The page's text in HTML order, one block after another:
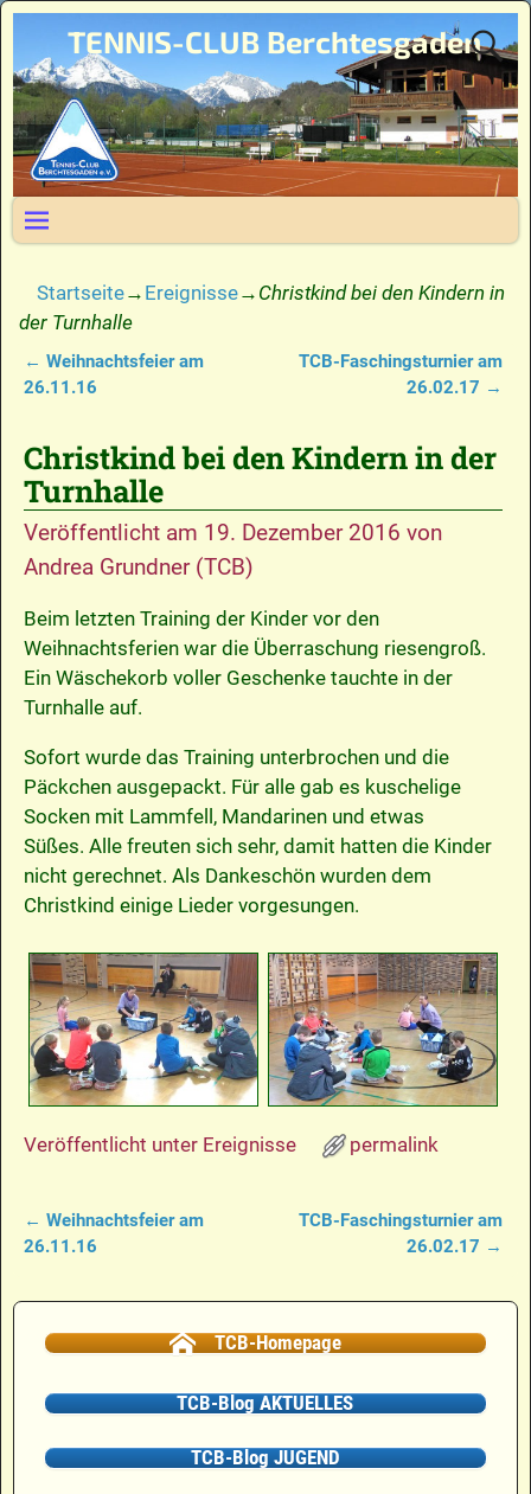
TENNIS-CLUB Berchtesgaden
Startseite→ Ereignisse→ Christkind bei den Kindern in
der Turnhalle
Artikelnavigation
← Weihnachtsfeier am
26.11.16
TCB-Faschingsturnier am
26.02.17 →
Christkind bei den Kindern in der
Turnhalle
Veröffentlicht am 19. Dezember 2016 von
Andrea Grundner (TCB)
Beim letzten Training der Kinder vor den
Weihnachtsferien war die Überraschung riesengroß.
Ein Wäschekorb voller Geschenke tauchte in der
Turnhalle auf.
Sofort wurde das Training unterbrochen und die
Päckchen ausgepackt. Für alle gab es kuschelige
Socken mit Lammfell, Mandarinen und etwas
Süßes. Alle freuten sich sehr, damit hatten die Kinder
nicht gerechnet. Als Dankeschön wurden dem
Christkind einige Lieder vorgesungen.
Veröffentlicht unter Ereignisse permalink
Artikelnavigation
← Weihnachtsfeier am
26.11.16
TCB-Faschingsturnier am
26.02.17 →
TCB-Homepage
TCB-Blog AKTUELLES
TCB-Blog JUGEND